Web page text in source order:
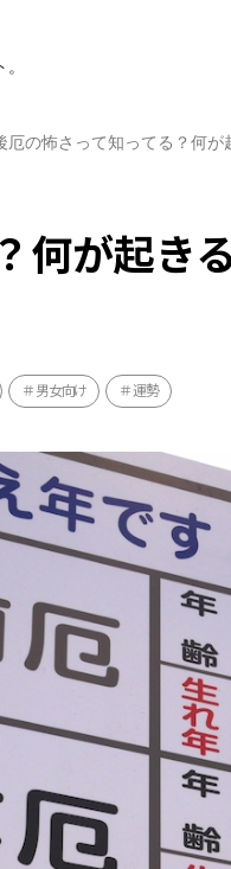
厄の怖さって知ってる？何
何が起き
男女向け 運勢